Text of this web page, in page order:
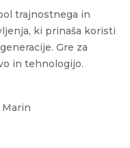
trajnostnega in
ki prinaša koristi
Gre za
in tehnologijo.
Marin